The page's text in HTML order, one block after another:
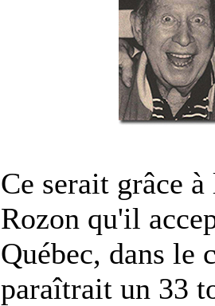
Ce serait grâce
Rozon qu'il
Québec, dans le
paraîtrait un 33